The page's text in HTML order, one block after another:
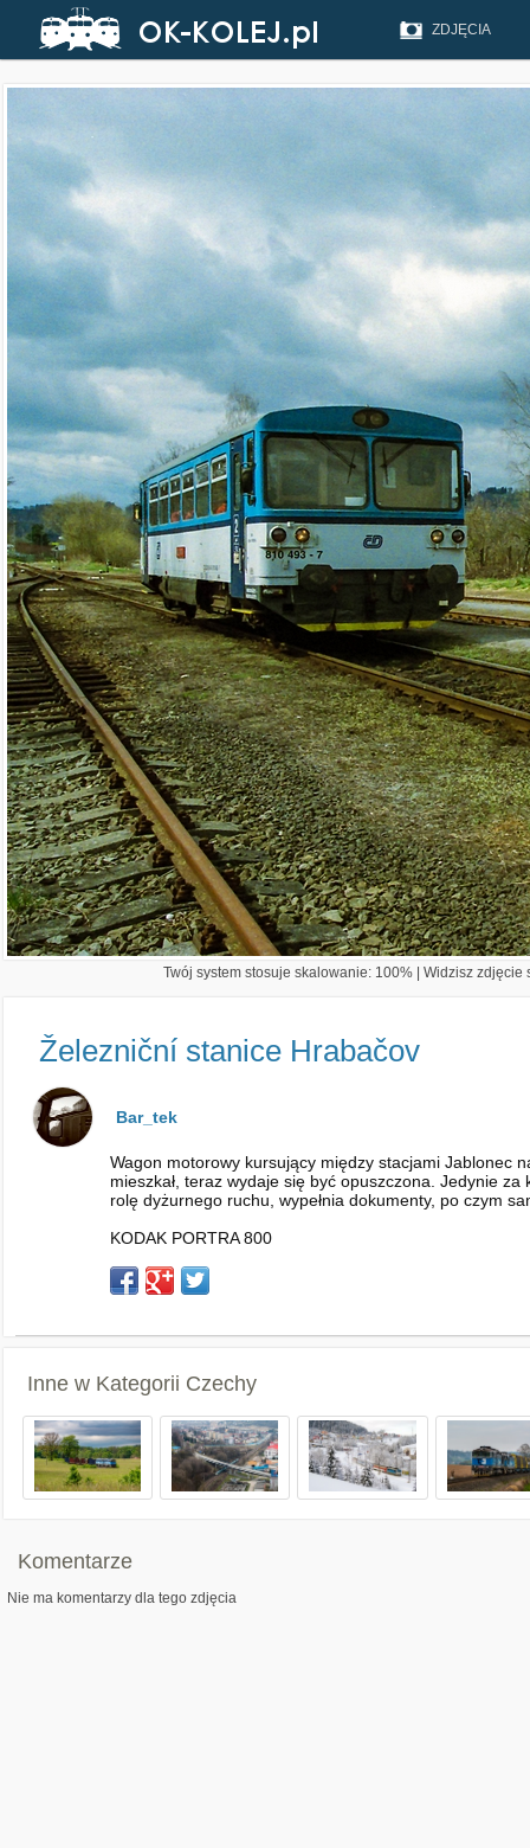
ZDJĘCIA
Twój system stosuje skalowanie: 100% | Widzisz
Železniční stanice Hrabačov
Bar_tek
Wagon motorowy kursujący między stacjami Jablonec
mieszkał, teraz wydaje się być opuszczona. Jedynie
rolę dyżurnego ruchu, wypełnia dokumenty, po czym
KODAK PORTRA 800
Inne w Kategorii Czechy
Komentarze
Nie ma komentarzy dla tego zdjęcia